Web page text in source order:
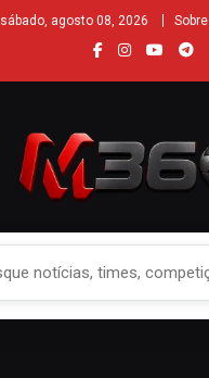
sábado, agosto 08, 2026 Sobre